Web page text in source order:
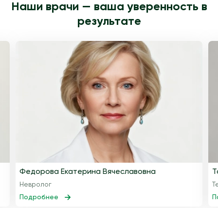
Наши врачи — ваша уверенность в
результате
Федорова Екатерина Вячеславовна
Невролог
Подробнее